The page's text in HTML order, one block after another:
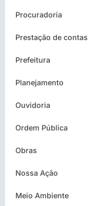
Procuradoria
Prestação de contas
Prefeitura
Planejamento
Ouvidoria
Ordem Pública
Obras
Nossa Ação
Meio Ambiente